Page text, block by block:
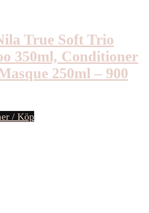
True Soft Trio
350ml, Conditioner
250ml – 900
/ Köp